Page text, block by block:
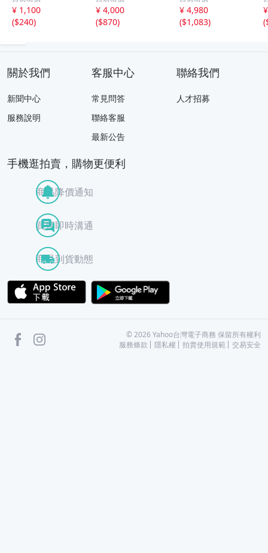
30cm 在銘 共箱
古美術品(華道具
花生花瓶花生飾
¥ 1,100
($240)
¥ 4,000
($870)
¥ 4,980
($1,083)
(
關於我們
新聞中心
服務說明
客服中心
常見問答
聯絡客服
最新公告
聯絡我們
人才招募
手機逛拍賣，購物更便利
商品降價通知
買賣即時溝通
商品到貨動態
APP Store
facebook ©2026 Yahoo台灣電子商務 保留所有權利
服務條款
隱私權 拍賣使用規範 交易安全